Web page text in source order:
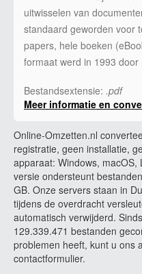
uitwisselen van
standaard geworden voor
papers, hele boeken
formaat werd in 1993
Bestandsextensie: .pdf
Meer informatie en
Online-Omzetten.nl
registratie, geen installatie,
apparaat: Windows,
versie ondersteunt
GB. Onze servers staan in
tijdens de overdracht
automatisch verwijderd.
129.339.471 bestanden
problemen heeft, kunt u ons
contactformulier.